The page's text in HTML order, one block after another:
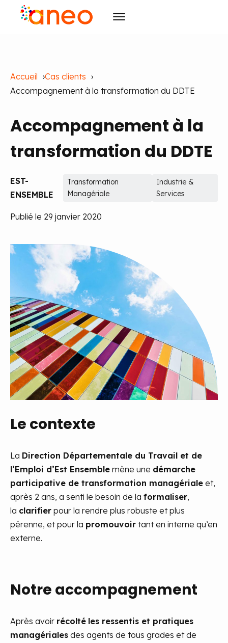
Transformation des organisations
Intelligence Artificielle
Agilité
Formation et IA
Technologies avancées
Solutions
ArmoniK
Pilotage par la Valeur
R&D
Raison d'être
Blog
Publications
Évènements
Les incontournables
Actualités
Accueil
Cas clients
Accompagnement à la transformation du DDTE
Accompagnement à la
transformation du DDTE
EST-
ENSEMBLE
Transformation
Managériale
Industrie &
Services
Publié le 29 janvier 2020
Le contexte
La Direction Départementale du Travail et de
l’Emploi d’Est Ensemble mène une démarche
participative de transformation managériale et,
après 2 ans, a senti le besoin de la formaliser,
la clarifier pour la rendre plus robuste et plus
pérenne, et pour la promouvoir tant en interne qu’en
externe.
Notre accompagnement
Après avoir récolté les ressentis et pratiques
managériales des agents de tous grades et de